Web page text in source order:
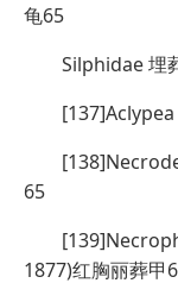
龟65
Silphidae 埋
65
1877)红胸丽葬甲